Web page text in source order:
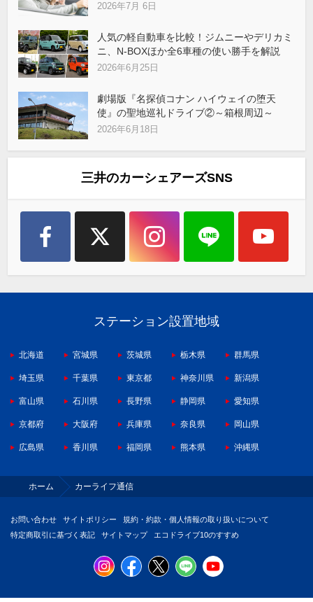
2026年7月 6日
人気の軽自動車を比較！ジムニーやデリカミ
ニ、N-BOXほか全6車種の使い勝手を解説
2026年6月25日
劇場版『名探偵コナン ハイウェイの堕天
使』の聖地巡礼ドライブ②～箱根周辺～
2026年6月18日
三井のカーシェアーズSNS
ステーション設置地域
北海道 宮城県 茨城県 栃木県 群馬県
埼玉県 千葉県 東京都 神奈川県 新潟県
富山県 石川県 長野県 静岡県 愛知県
京都府 大阪府 兵庫県 奈良県 岡山県
広島県 香川県 福岡県 熊本県 沖縄県
ホーム カーライフ通信
お問い合わせ サイトポリシー
規約・約款・個人情報の取り扱いについて
特定商取引に基づく表記
サイトマップ エコドライブ10のすすめ